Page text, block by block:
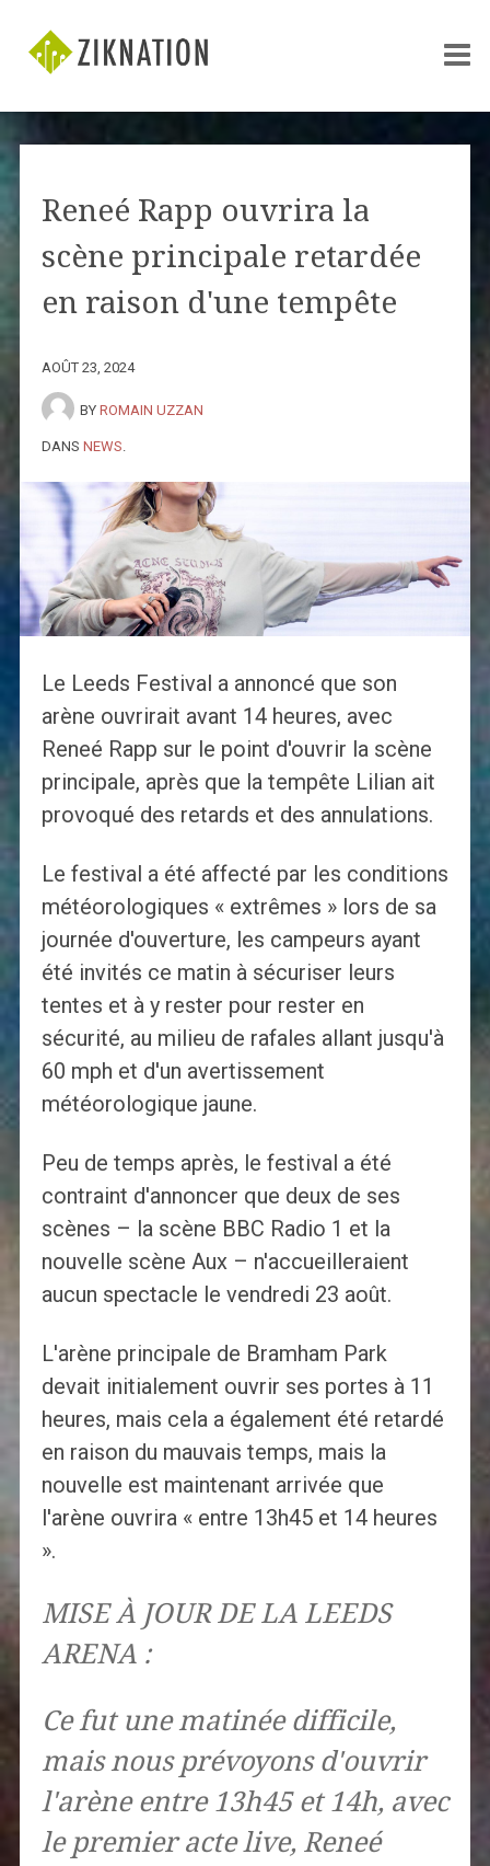
Reneé Rapp ouvrira la
scène principale retardée
en raison d'une tempête
AOÛT 23, 2024
BY ROMAIN UZZAN
DANS NEWS
Le Leeds Festival a annoncé que son
arène ouvrirait avant 14 heures, avec
Reneé Rapp sur le point d'ouvrir la scène
principale, après que la tempête Lilian ait
provoqué des retards et des annulations.
Le festival a été affecté par les conditions
météorologiques « extrêmes » lors de sa
journée d'ouverture, les campeurs ayant
été invités ce matin à sécuriser leurs
tentes et à y rester pour rester en
sécurité, au milieu de rafales allant jusqu'à
60 mph et d'un avertissement
météorologique jaune.
Peu de temps après, le festival a été
contraint d'annoncer que deux de ses
scènes – la scène BBC Radio 1 et la
nouvelle scène Aux – n'accueilleraient
aucun spectacle le vendredi 23 août.
L'arène principale de Bramham Park
devait initialement ouvrir ses portes à 11
heures, mais cela a également été retardé
en raison du mauvais temps, mais la
nouvelle est maintenant arrivée que
l'arène ouvrira « entre 13h45 et 14 heures
».
MISE À JOUR DE LA LEEDS
ARENA :
Ce fut une matinée difficile,
mais nous prévoyons d'ouvrir
l'arène entre 13h45 et 14h, avec
le premier acte live, Reneé